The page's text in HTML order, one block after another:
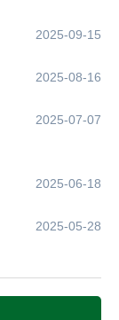
2025-09-15
2025-08-16
2025-07-07
2025-06-18
2025-05-28